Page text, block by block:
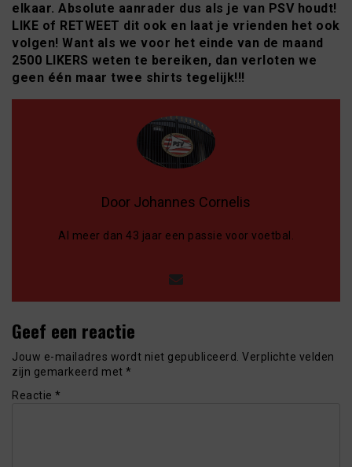
elkaar. Absolute aanrader dus als je van PSV houdt!
LIKE of RETWEET dit ook en laat je vrienden het ook
volgen! Want als we voor het einde van de maand
2500 LIKERS weten te bereiken, dan verloten we
geen één maar twee shirts tegelijk!!!
Door Johannes Cornelis
Al meer dan 43 jaar een passie voor voetbal.
Geef een reactie
Jouw e-mailadres wordt niet gepubliceerd. Verplichte velden
zijn gemarkeerd met *
Reactie *